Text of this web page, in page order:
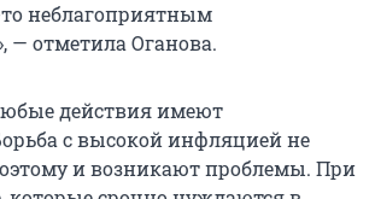
неблагоприятным
— отметила Оганова.
действия имеют
с высокой инфляцией не
и возникают проблемы. При